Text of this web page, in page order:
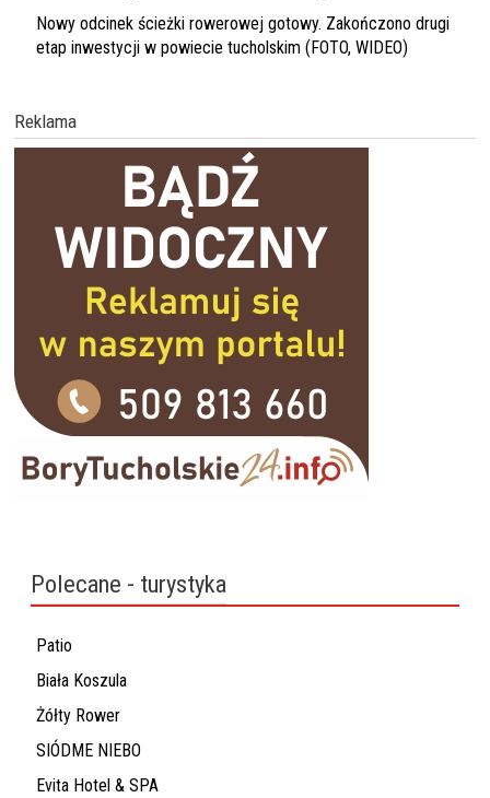
Nowy odcinek ścieżki rowerowej gotowy. Zakończono drugi
etap inwestycji w powiecie tucholskim (FOTO, WIDEO)
Reklama
Polecane - turystyka
Patio
Biała Koszula
Żółty Rower
SIÓDME NIEBO
Evita Hotel & SPA